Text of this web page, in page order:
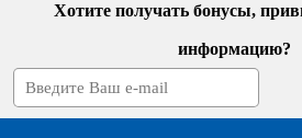
Хотите получать бонусы,
информацию?